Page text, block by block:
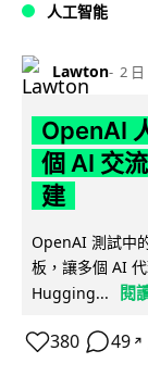
人工智能
Lawton 2 日
OpenAI
個 AI 交
建
OpenAI 測試中
板，讓多個 AI
Hugging...
閱
380 49 ↗